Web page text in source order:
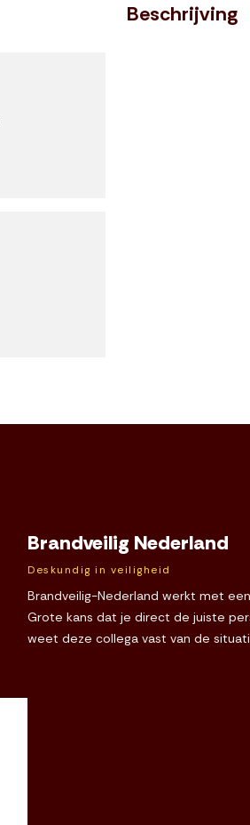
Beschrijving
Brandveilig Nederland
Deskundig in veiligheid
Brandveilig-Nederland werkt met
Grote kans dat je direct de juiste
weet deze collega vast van de